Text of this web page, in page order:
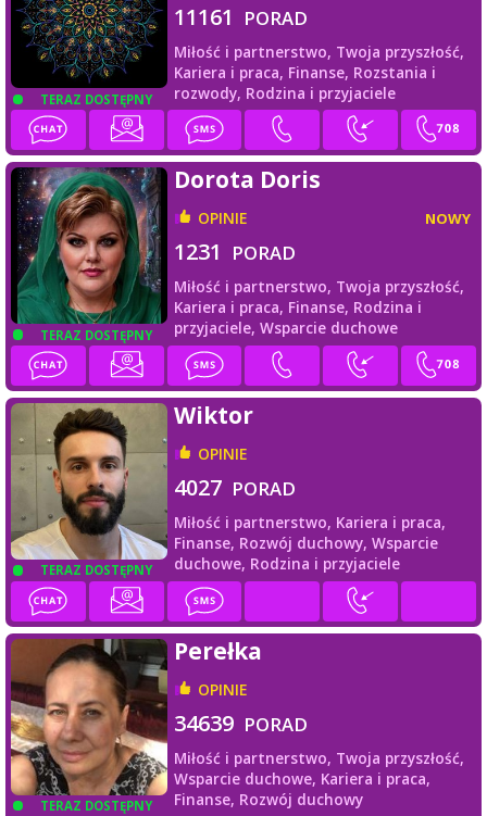
TERAZ DOSTĘPNY
11161 PORAD
Miłość i partnerstwo, Twoja przyszłość,
Kariera i praca, Finanse, Rozstania i
rozwody, Rodzina i przyjaciele
TERAZ DOSTĘPNY
Dorota Doris
OPINIE NOWY
1231 PORAD
Miłość i partnerstwo, Twoja przyszłość,
Kariera i praca, Finanse, Rodzina i
przyjaciele, Wsparcie duchowe
TERAZ DOSTĘPNY
Wiktor
OPINIE
4027 PORAD
Miłość i partnerstwo, Kariera i praca,
Finanse, Rozwój duchowy, Wsparcie
duchowe, Rodzina i przyjaciele
TERAZ DOSTĘPNY
Perełka
OPINIE
34639 PORAD
Miłość i partnerstwo, Twoja przyszłość,
Wsparcie duchowe, Kariera i praca,
Finanse, Rozwój duchowy